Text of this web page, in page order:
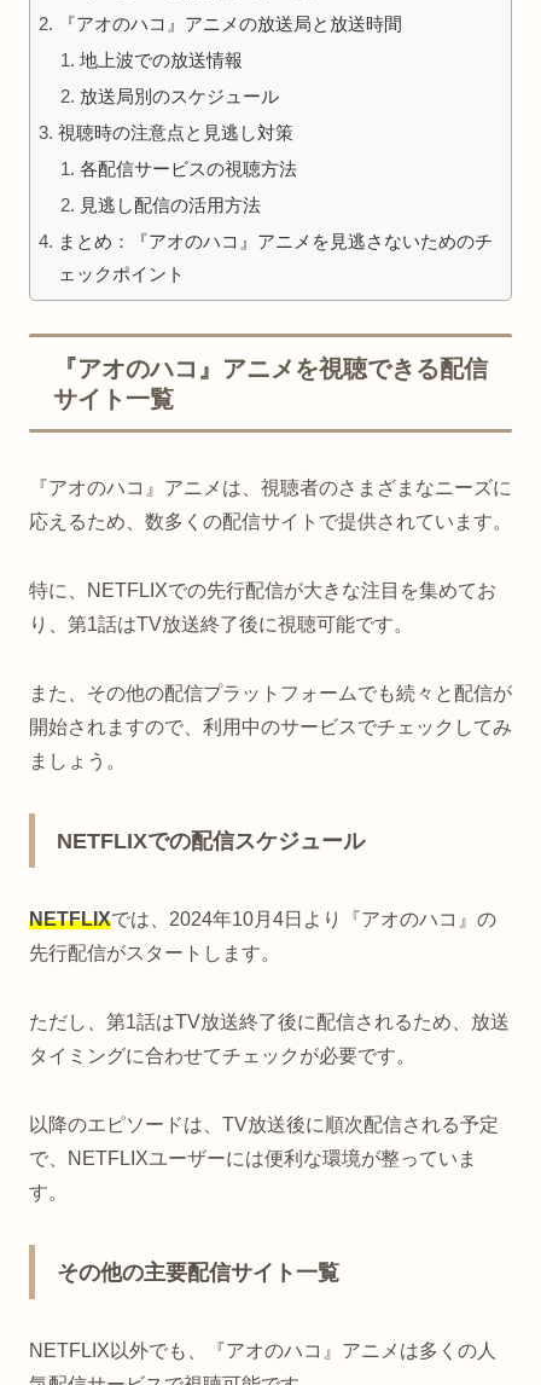
『アオのハコ』アニメの放送局と放送時間
地上波での放送情報
放送局別のスケジュール
視聴時の注意点と見逃し対策
各配信サービスの視聴方法
見逃し配信の活用方法
まとめ：『アオのハコ』アニメを見逃さないためのチ
ェックポイント
『アオのハコ』アニメを視聴できる配信
サイト一覧
『アオのハコ』アニメは、視聴者のさまざまなニーズに
応えるため、数多くの配信サイトで提供されています。
特に、NETFLIXでの先行配信が大きな注目を集めてお
り、第1話はTV放送終了後に視聴可能です。
また、その他の配信プラットフォームでも続々と配信が
開始されますので、利用中のサービスでチェックしてみ
ましょう。
NETFLIXでの配信スケジュール
NETFLIXでは、2024年10月4日より『アオのハコ』の
先行配信がスタートします。
ただし、第1話はTV放送終了後に配信されるため、放送
タイミングに合わせてチェックが必要です。
以降のエピソードは、TV放送後に順次配信される予定
で、NETFLIXユーザーには便利な環境が整っていま
す。
その他の主要配信サイト一覧
NETFLIX以外でも、『アオのハコ』アニメは多くの人